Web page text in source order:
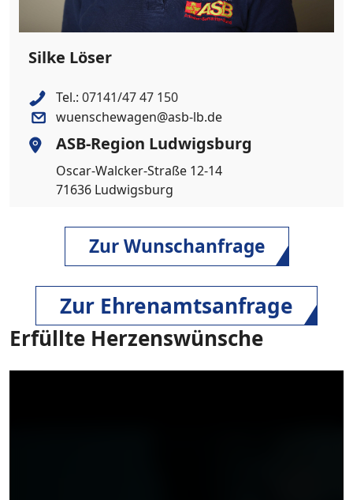
Silke Löser
Tel.: 07141/47 47 150
wuenschewagen@asb-lb.de
ASB-Region Ludwigsburg
Oscar-Walcker-Straße 12-14
71636 Ludwigsburg
Zur Wunschanfrage
Zur Ehrenamtsanfrage
Erfüllte Herzenswünsche